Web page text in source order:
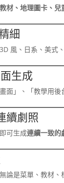
材、地理圖卡、兒
細
風、日系、美式
生成
面」、「教學用
續劇照
可生成連續一致的
論是菜單、教材